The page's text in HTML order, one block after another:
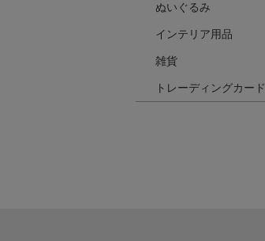
ぬいぐるみ
インテリア用品
雑貨
トレーディングカード